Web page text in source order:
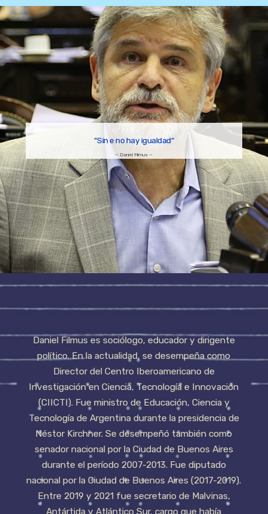
educación|no hay igualdad“
— Daniel Filmus —
Daniel Filmus es sociólogo, educador y dirigente
político. En la actualidad, se desempeña como
Director del Centro Iberoamericano de
Investigación en Ciencia, Tecnología e Innovación
(CIICTI). Fue ministro de Educación, Ciencia y
Tecnología de Argentina durante la presidencia de
Néstor Kirchner. Se desempeñó también como
senador nacional por la Ciudad de Buenos Aires
durante el período 2007-2013. Fue diputado
nacional por la Ciudad de Buenos Aires (2017-2019).
Entre 2019 y 2021 fue secretario de Malvinas,
Antártida y Atlántico Sur, cargo que había